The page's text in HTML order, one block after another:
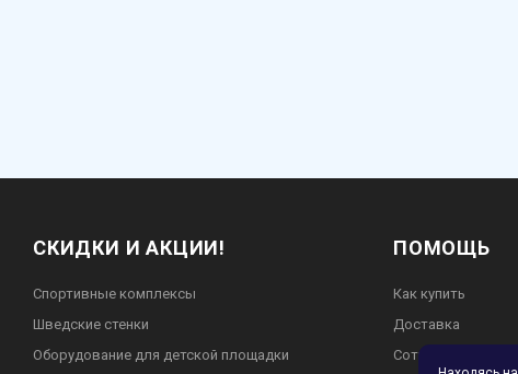
СКИДКИ И АКЦИИ!
Спортивные комплексы
Шведские стенки
Оборудование для детской площадки
ПОМОЩЬ
Как купить
Доставка
Сотрудничество